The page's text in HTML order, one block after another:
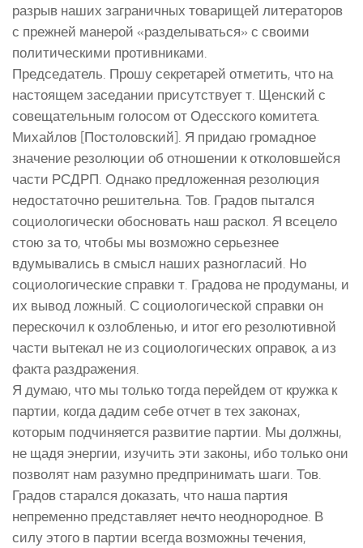
разрыв наших заграничных товарищей литераторов
с прежней манерой «разделываться» с своими
политическими противниками.
Председатель. Прошу секретарей отметить, что на
настоящем заседании присутствует т. Щенский с
совещательным голосом от Одесского комитета.
Михайлов [Постоловский]. Я придаю громадное
значение резолюции об отношении к отколовшейся
части РСДРП. Однако предложенная резолюция
недостаточно решительна. Тов. Градов пытался
социологически обосновать наш раскол. Я всецело
стою за то, чтобы мы возможно серьезнее
вдумывались в смысл наших разногласий. Но
социологические справки т. Градова не продуманы, и
их вывод ложный. С социологической справки он
перескочил к озлобленью, и итог его резолютивной
части вытекал не из социологических оправок, а из
факта раздражения.
Я думаю, что мы только тогда перейдем от кружка к
партии, когда дадим себе отчет в тех законах,
которым подчиняется развитие партии. Мы должны,
не щадя энергии, изучить эти законы, ибо только они
позволят нам разумно предпринимать шаги. Тов.
Градов старался доказать, что наша партия
непременно представляет нечто неоднородное. В
силу этого в партии всегда возможны течения,